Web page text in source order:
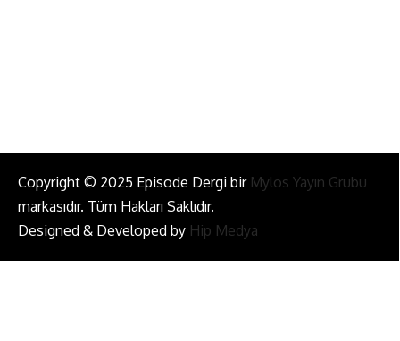
Copyright © 2025 Episode Dergi bir Mylos Yayın Grubu
markasıdır. Tüm Hakları Saklıdır.
Designed & Developed by Hip Medya